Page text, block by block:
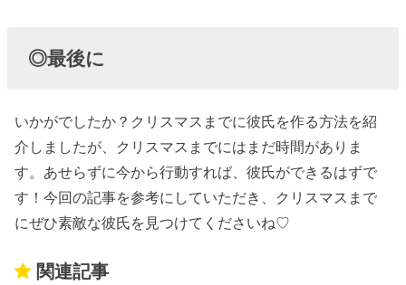
◎最後に
いかがでしたか？クリスマスまでに彼氏を作る方法を紹
介しましたが、クリスマスまでにはまだ時間がありま
す。あせらずに今から行動すれば、彼氏ができるはずで
す！今回の記事を参考にしていただき、クリスマスまで
にぜひ素敵な彼氏を見つけてくださいね♡
関連記事